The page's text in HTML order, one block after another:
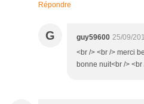
Répondre
G guy59600 25/09/
<br /> <br /> merci
bonne nuit<br /> <br